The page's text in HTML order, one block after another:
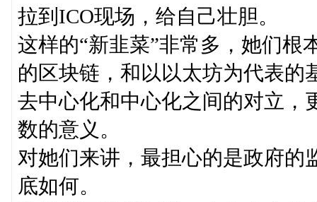
拉到ICO现场，给自己壮胆。
这样的“新韭菜”非常多，她们根
的区块链，和以以太坊为代表的
去中心化和中心化之间的对立，
数的意义。
对她们来讲，最担心的是政府的
底如何。